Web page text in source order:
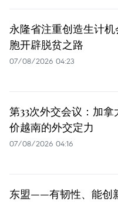
永隆省注重创造生计
胞开辟脱贫之路
07/08/2026 04:23
第33次外交会议：加
价越南的外交定力
07/08/2026 04:16
东盟——有韧性、能创